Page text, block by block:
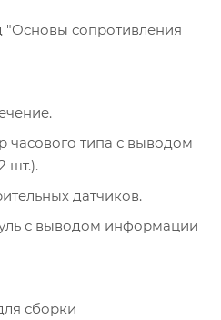
"Основы сопротивления
часового типа с выводом
шт.).
датчиков.
с выводом информации
сборки